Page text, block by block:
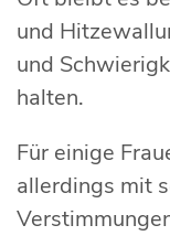
und
und
halten.
Für einige
allerdings mit